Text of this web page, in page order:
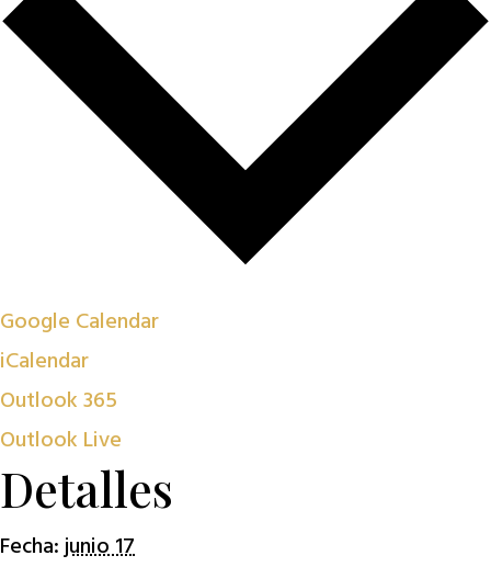
Google Calendar
iCalendar
Outlook 365
Outlook Live
Detalles
Fecha:junio 17